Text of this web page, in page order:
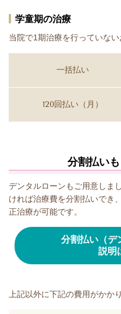
学童期の治療
当院で1期治療を行っていない
一括払い
120回払い（月）
分割払い
デンタルローンもご用意しま
ければ治療費を分割払いでき
正治療が可能です。
分割払い（デ
説明
上記以外に下記の費用がかか